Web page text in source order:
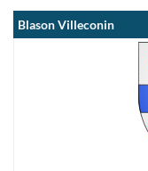
Blason Villeconin